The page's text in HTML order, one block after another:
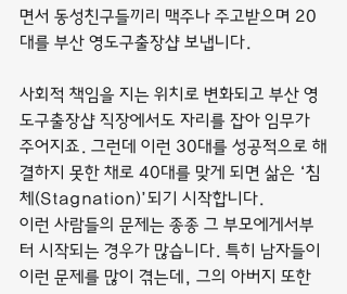
면서 동성친구들끼리 맥주나 주고받으며 20
대를 부산 영도구출장샵 보냅니다.
사회적 책임을 지는 위치로 변화되고 부산 영
도구출장샵 직장에서도 자리를 잡아 임무가
주어지죠. 그런데 이런 30대를 성공적으로 해
결하지 못한 채로 40대를 맞게 되면 삶은 ‘침
체(Stagnation)’되기 시작합니다.
이런 사람들의 문제는 종종 그 부모에게서부
터 시작되는 경우가 많습니다. 특히 남자들이
이런 문제를 많이 겪는데, 그의 아버지 또한